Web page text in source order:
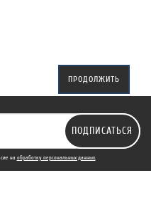
ПРОДОЛЖИТЬ
ПОДПИСАТЬСЯ
на обработку персональных данных.